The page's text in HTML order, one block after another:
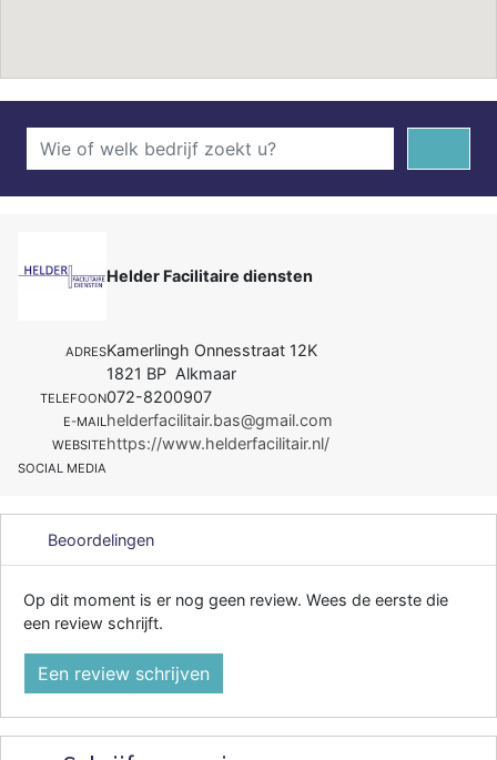
Helder Facilitaire diensten
ADRESKamerlingh Onnesstraat 12K
1821 BP Alkmaar
TELEFOON072-8200907
E-MAIL helderfacilitair.bas@gmail.com
WEBSITEhttps://www.helderfacilitair.nl/
SOCIAL MEDIA
Beoordelingen
Op dit moment is er nog geen review. Wees de eerste die
een review schrijft.
Een review schrijven